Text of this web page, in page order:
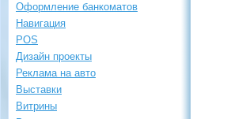
Оформление банкоматов
Навигация
POS
Дизайн проекты
Реклама на авто
Выставки
Витрины